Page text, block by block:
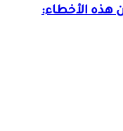
هذه الأخطاء: